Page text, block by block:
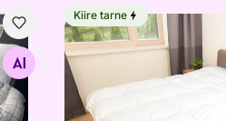
Suletekk
Kiire tarne